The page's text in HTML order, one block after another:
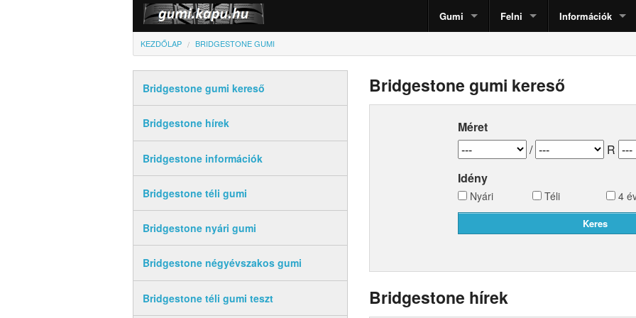
Gumi Felni Információk
KEZDŐLAP BRIDGESTONE GUMI
Bridgestone gumi kereső
Bridgestone hírek
Bridgestone információk
Bridgestone téli gumi
Bridgestone nyári gumi
Bridgestone négyévszakos gumi
Bridgestone téli gumi teszt
Bridgestone gumi kereső
Méret
/
R
Idény
Nyári Téli 4
Bridgestone hírek